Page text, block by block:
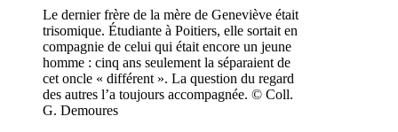
Le dernier frère de la mère de Geneviève était
trisomique. Étudiante à Poitiers, elle sortait en
compagnie de celui qui était encore un jeune
homme : cinq ans seulement la séparaient de
cet oncle « différent ». La question du regard
des autres l’a toujours accompagnée. © Coll.
G. Demoures